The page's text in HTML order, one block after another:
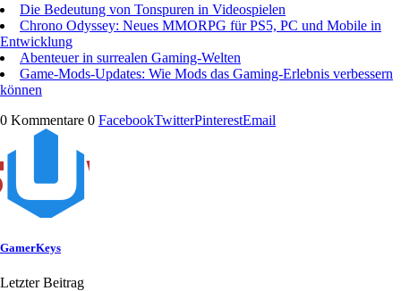
Die Bedeutung von Tonspuren in Videospielen
Chrono Odyssey: Neues MMORPG für PS5, PC und Mobile in
Entwicklung
Abenteuer in surrealen Gaming-Welten
Game-Mods-Updates: Wie Mods das Gaming-Erlebnis verbessern
können
0 Kommentare 0 FacebookTwitterPinterestEmail
GamerKeys
Letzter Beitrag